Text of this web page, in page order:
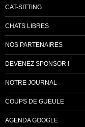
CAT-SITTING
CHATS LIBRES
NOS PARTENAIRES
DEVENEZ SPONSOR !
NOTRE JOURNAL
COUPS DE GUEULE
AGENDA GOOGLE